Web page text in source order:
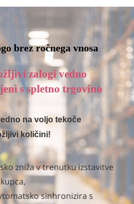
brez ročnega vnosa
zalogi vedno
s spletno trgovino
na voljo tekoče
količini!
zniža v trenutku izstavitve
sinhronizira s